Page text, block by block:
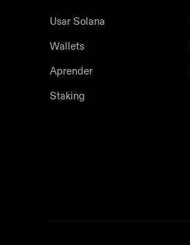
Usar Solana
Wallets
Aprender
Staking